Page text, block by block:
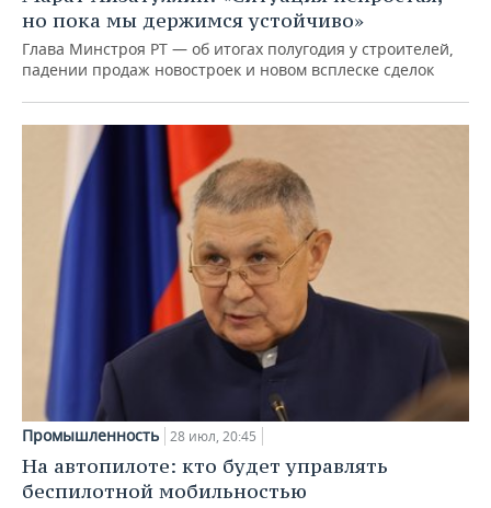
но пока мы держимся устойчиво»
Глава Минстроя РТ — об итогах полугодия у строителей,
падении продаж новостроек и новом всплеске сделок
Промышленность 28 июл, 20:45
На автопилоте: кто будет управлять
беспилотной мобильностью